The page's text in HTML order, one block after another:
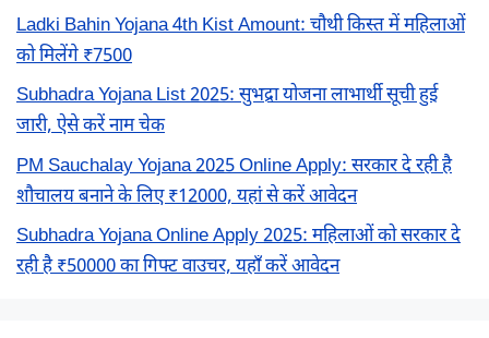
Ladki Bahin Yojana 4th Kist Amount: चौथी किस्त में महिलाओं
को मिलेंगे ₹7500
Subhadra Yojana List 2025: सुभद्रा योजना लाभार्थी सूची हुई
जारी, ऐसे करें नाम चेक
PM Sauchalay Yojana 2025 Online Apply: सरकार दे रही है
शौचालय बनाने के लिए ₹12000, यहां से करें आवेदन
Subhadra Yojana Online Apply 2025: महिलाओं को सरकार दे
रही है ₹50000 का गिफ्ट वाउचर, यहाँ करें आवेदन